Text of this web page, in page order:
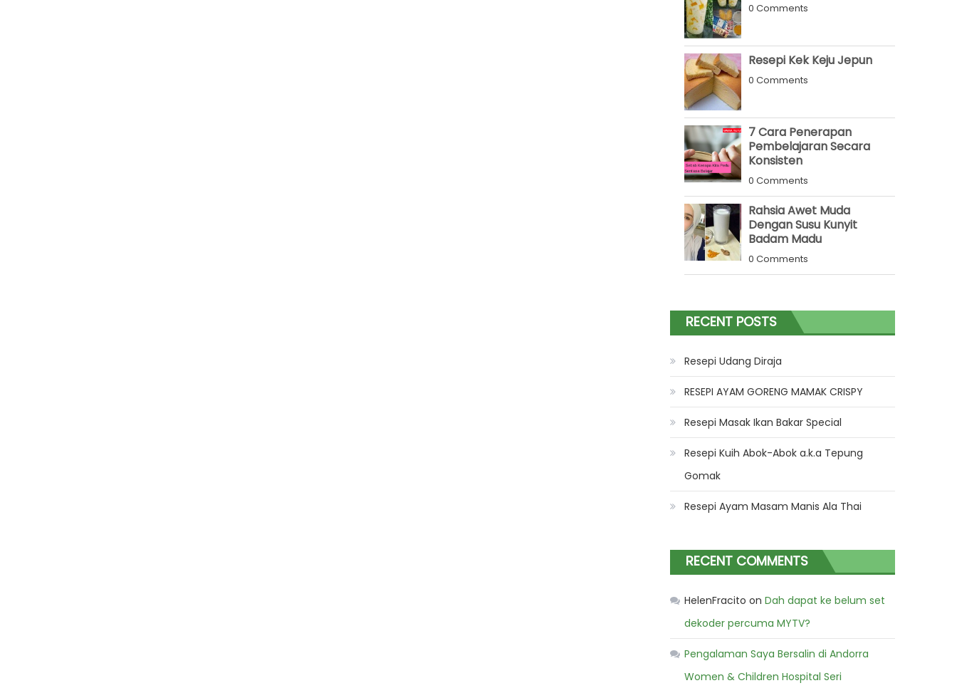
0 Comments
Resepi Kek Keju Jepun
0 Comments
7 Cara Penerapan
Pembelajaran Secara
Konsisten
0 Comments
Rahsia Awet Muda
Dengan Susu Kunyit
Badam Madu
0 Comments
RECENT POSTS
Resepi Udang Diraja
RESEPI AYAM GORENG MAMAK CRISPY
Resepi Masak Ikan Bakar Special
Resepi Kuih Abok-Abok a.k.a Tepung
Gomak
Resepi Ayam Masam Manis Ala Thai
RECENT COMMENTS
HelenFracito onDah dapat ke belum set
dekoder percuma MYTV?
Pengalaman Saya Bersalin di Andorra
Women & Children Hospital Seri